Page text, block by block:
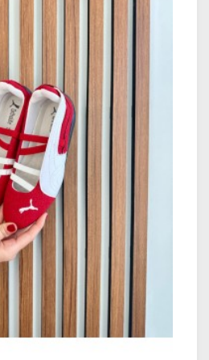
numaranıza
ilegilen kargo takip
takip edebilirsiniz.
siparişlerinizin Aras
tahmini olarak 1-4 iş günü
yapılmaktadır. Aras Kargo
ilçeye göre değişiklik
18:30
–14:30